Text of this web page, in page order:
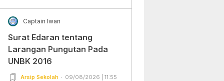
Captain Iwan
Surat Edaran tentang
Larangan Pungutan Pada
UNBK 2016
Arsip Sekolah 09/08/2026 | 11:55